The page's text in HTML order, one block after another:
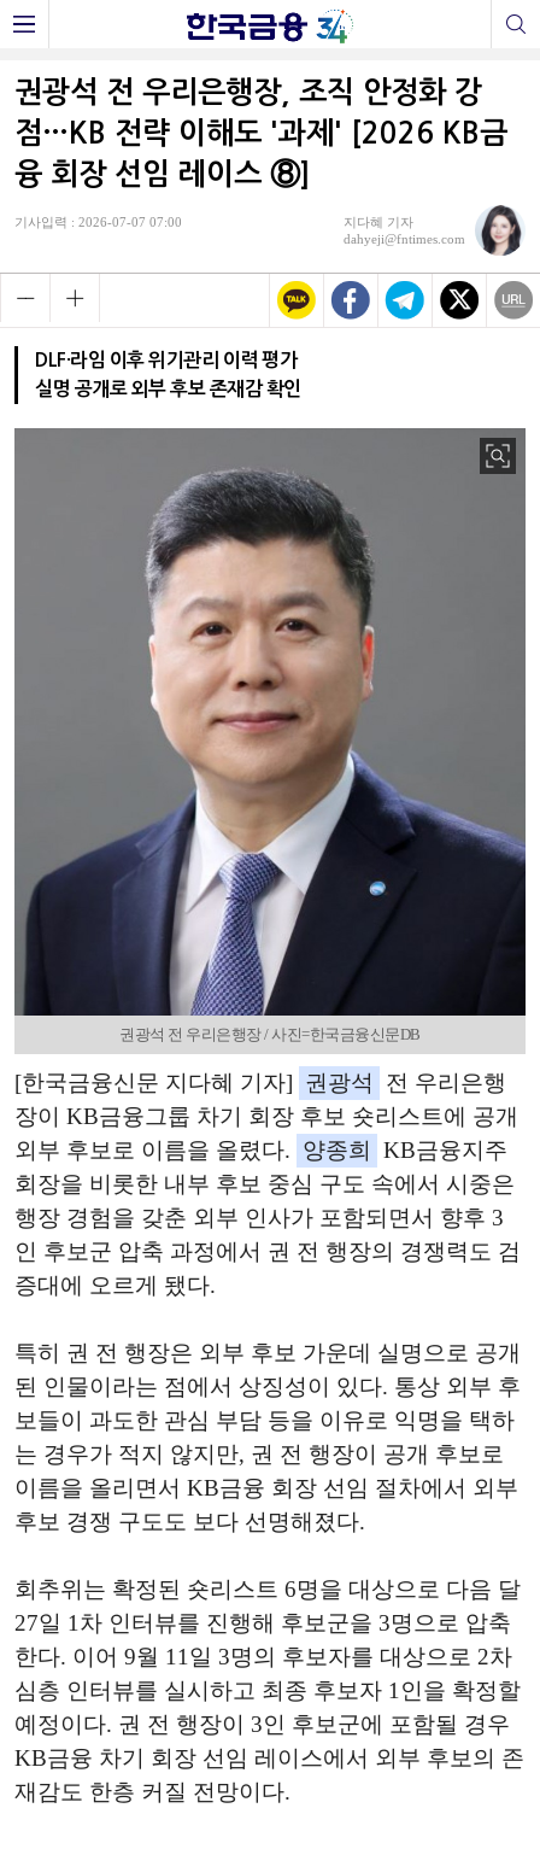
권광석 전 우리은행장, 조직 안정화 강
점…KB 전략 이해도 '과제' [2026 KB금
융 회장 선임 레이스 ⑧]
기사입력 : 2026-07-07 07:00
지다혜 기자
dahyeji@fntimes.com
DLF·라임 이후 위기관리 이력 평가
실명 공개로 외부 후보 존재감 확인
권광석 전 우리은행장 / 사진=한국금융신문DB
[한국금융신문 지다혜 기자] 권광석
전 우리은행
장이 KB금융그룹 차기 회장 후보 숏리스트에 공개
외부 후보로 이름을 올렸다. 양종희
KB금융지주
회장을 비롯한 내부 후보 중심 구도 속에서 시중은
행장 경험을 갖춘 외부 인사가 포함되면서 향후 3
인 후보군 압축 과정에서 권 전 행장의 경쟁력도 검
증대에 오르게 됐다.
특히 권 전 행장은 외부 후보 가운데 실명으로 공개
된 인물이라는 점에서 상징성이 있다. 통상 외부 후
보들이 과도한 관심 부담 등을 이유로 익명을 택하
는 경우가 적지 않지만, 권 전 행장이 공개 후보로
이름을 올리면서 KB금융 회장 선임 절차에서 외부
후보 경쟁 구도도 보다 선명해졌다.
회추위는 확정된 숏리스트 6명을 대상으로 다음 달
27일 1차 인터뷰를 진행해 후보군을 3명으로 압축
한다. 이어 9월 11일 3명의 후보자를 대상으로 2차
심층 인터뷰를 실시하고 최종 후보자 1인을 확정할
예정이다. 권 전 행장이 3인 후보군에 포함될 경우
KB금융 차기 회장 선임 레이스에서 외부 후보의 존
재감도 한층 커질 전망이다.